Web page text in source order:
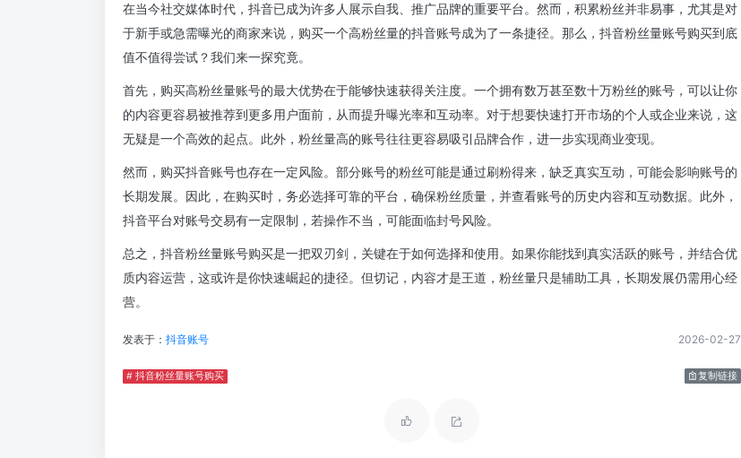
在当今社交媒体时代，抖音已成为许多人展示自我、推广品牌的重要平台。然而，积累粉丝并非易事，尤其是对
于新手或急需曝光的商家来说，购买一个高粉丝量的抖音账号成为了一条捷径。那么，抖音粉丝量账号购买到底
值不值得尝试？我们来一探究竟。
首先，购买高粉丝量账号的最大优势在于能够快速获得关注度。一个拥有数万甚至数十万粉丝的账号，可以让你
的内容更容易被推荐到更多用户面前，从而提升曝光率和互动率。对于想要快速打开市场的个人或企业来说，这
无疑是一个高效的起点。此外，粉丝量高的账号往往更容易吸引品牌合作，进一步实现商业变现。
然而，购买抖音账号也存在一定风险。部分账号的粉丝可能是通过刷粉得来，缺乏真实互动，可能会影响账号的
长期发展。因此，在购买时，务必选择可靠的平台，确保粉丝质量，并查看账号的历史内容和互动数据。此外，
抖音平台对账号交易有一定限制，若操作不当，可能面临封号风险。
总之，抖音粉丝量账号购买是一把双刃剑，关键在于如何选择和使用。如果你能找到真实活跃的账号，并结合优
质内容运营，这或许是你快速崛起的捷径。但切记，内容才是王道，粉丝量只是辅助工具，长期发展仍需用心经
营。
发表于： 抖音账号 2026-02-27
# 抖音粉丝量账号购买 复制链接